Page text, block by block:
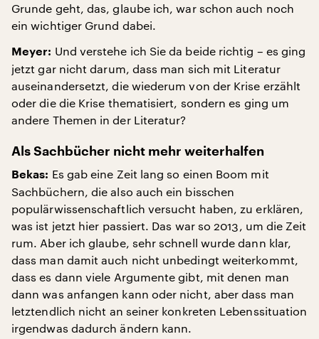
Grunde geht, das, glaube ich, war schon auch noch
ein wichtiger Grund dabei.
Meyer: Und verstehe ich Sie da beide richtig – es ging
jetzt gar nicht darum, dass man sich mit Literatur
auseinandersetzt, die wiederum von der Krise erzählt
oder die die Krise thematisiert, sondern es ging um
andere Themen in der Literatur?
Als Sachbücher nicht mehr weiterhalfen
Bekas: Es gab eine Zeit lang so einen Boom mit
Sachbüchern, die also auch ein bisschen
populärwissenschaftlich versucht haben, zu erklären,
was ist jetzt hier passiert. Das war so 2013, um die Zeit
rum. Aber ich glaube, sehr schnell wurde dann klar,
dass man damit auch nicht unbedingt weiterkommt,
dass es dann viele Argumente gibt, mit denen man
dann was anfangen kann oder nicht, aber dass man
letztendlich nicht an seiner konkreten Lebenssituation
irgendwas dadurch ändern kann.